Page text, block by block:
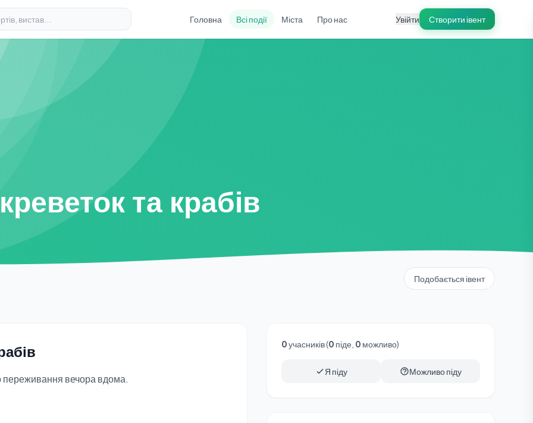
Головна Всі події Міста Про нас Увійти Створити івент
та крабів
Подобається івент
переживання вечора вдома.
0учасників (0 піде, 0 можливо)
Я піду Можливо піду